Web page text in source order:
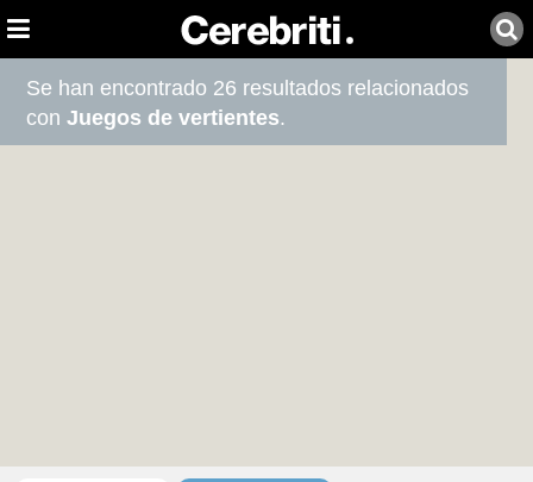
Se han encontrado 26 resultados relacionados
conJuegos de vertientes.